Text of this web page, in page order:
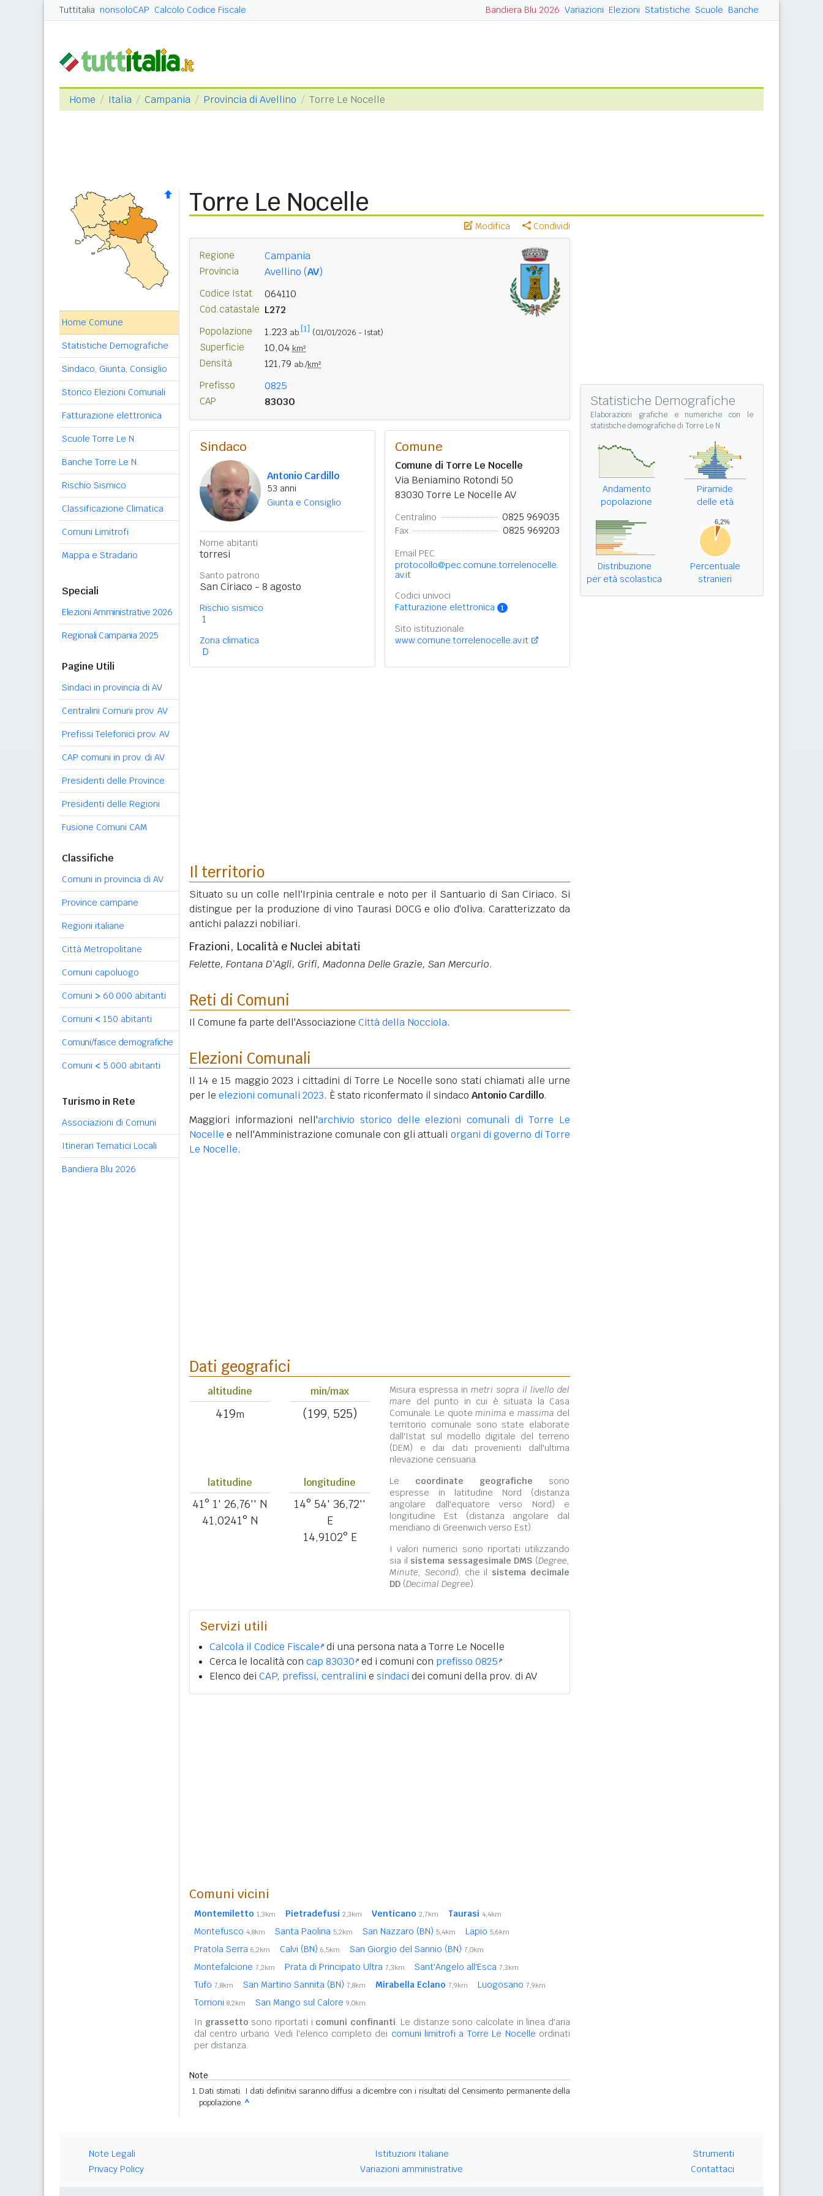
Tuttitalia nonsoloCAP Calcolo Codice Fiscale Bandiera Blu 2026 Variazioni Elezioni Statistiche Scuole Banche
Home Italia Campania Provincia di Avellino Torre Le Nocelle
Home Comune
Statistiche Demografiche
Sindaco, Giunta, Consiglio
Storico Elezioni Comunali
Fatturazione elettronica
Scuole Torre Le N.
Banche Torre Le N.
Rischio Sismico
Classificazione Climatica
Comuni Limitrofi
Mappa e Stradario
Speciali
Elezioni Amministrative 2026
Regionali Campania 2025
Pagine Utili
Sindaci in provincia di AV
Centralini Comuni prov. AV
Prefissi Telefonici prov. AV
CAP comuni in prov. di AV
Presidenti delle Province
Presidenti delle Regioni
Fusione Comuni CAM
Classifiche
Comuni in provincia di AV
Province campane
Regioni italiane
Città Metropolitane
Comuni capoluogo
Comuni > 60.000 abitanti
Comuni < 150 abitanti
Comuni/fasce demografiche
Comuni < 5.000 abitanti
Turismo in Rete
Associazioni di Comuni
Itinerari Tematici Locali
Bandiera Blu 2026
Torre Le Nocelle
Modifica Condividi
Regione Campania
Provincia Avellino (AV)
Codice Istat 064110
Cod.catastale L272
Popolazione 1.223 ab. [1] (01/01/2026 - Istat)
Superficie 10,04 km²
Densità 121,79 ab./km²
Prefisso 0825
CAP 83030
Sindaco
Antonio Cardillo
53 anni
Giunta e Consiglio
Nome abitanti
torresi
Santo patrono
San Ciriaco - 8 agosto
Rischio sismico
1
Zona climatica
D
Comune
Comune di Torre Le Nocelle
Via Beniamino Rotondi 50
83030 Torre Le Nocelle AV
Centralino 0825 969035
Fax 0825 969203
Email PEC
protocollo@pec.comune.torrelenocelle.
av.it
Codici univoci
Fatturazione elettronica
1
Sito istituzionale
www.comune.torrelenocelle.av.it
Il territorio
Situato su un colle nell'Irpinia centrale e noto per il Santuario di San Ciriaco. Si
distingue per la produzione di vino Taurasi DOCG e olio d'oliva. Caratterizzato da
antichi palazzi nobiliari.
Frazioni, Località e Nuclei abitati
Felette, Fontana D'Agli, Grifi, Madonna Delle Grazie, San Mercurio.
Reti di Comuni
Il Comune fa parte dell'Associazione Città della Nocciola.
Elezioni Comunali
Il 14 e 15 maggio 2023 i cittadini di Torre Le Nocelle sono stati chiamati alle urne
per le elezioni comunali 2023. È stato riconfermato il sindaco Antonio Cardillo.
Maggiori informazioni nell'archivio storico delle elezioni comunali di Torre Le
Nocelle e nell'Amministrazione comunale con gli attuali organi di governo di Torre
Le Nocelle.
Dati geografici
altitudine
419m
min/max
(199, 525)
Misura espressa inmetri sopra il livello del
mare del punto in cui è situata la Casa
Comunale. Le quote minima e massima del
territorio comunale sono state elaborate
dall'Istat sul modello digitale del terreno
(DEM) e dai dati provenienti dall'ultima
rilevazione censuaria.
latitudine
41° 1' 26,76'' N
41,0241° N
longitudine
14° 54' 36,72''
E
14,9102° E
Le coordinate geografiche sono
espresse in latitudine Nord (distanza
angolare dall'equatore verso Nord) e
longitudine Est (distanza angolare dal
meridiano di Greenwich verso Est).
I valori numerici sono riportati utilizzando
sia il sistema sessagesimale DMS (Degree,
Minute, Second), che il sistema decimale
DD (Decimal Degree).
Servizi utili
Calcola il Codice Fiscale di una persona nata a Torre Le Nocelle
Cerca le località con cap 83030 ed i comuni con prefisso 0825
Elenco dei CAP, prefissi, centralini e sindaci dei comuni della prov. di AV
Comuni vicini
Montemiletto 1,3km Pietradefusi 2,3km Venticano 2,7km Taurasi 4,4km
Montefusco 4,8km Santa Paolina 5,2km San Nazzaro (BN) 5,4km Lapio 5,6km
Pratola Serra 6,2km Calvi (BN) 6,5km San Giorgio del Sannio (BN) 7,0km
Montefalcione 7,2km Prata di Principato Ultra 7,3km Sant'Angelo all'Esca 7,3km
Tufo 7,8km San Martino Sannita (BN) 7,8km Mirabella Eclano 7,9km Luogosano 7,9km
Torrioni 8,2km San Mango sul Calore 9,0km
In grassetto sono riportati i comuni confinanti. Le distanze sono calcolate in linea d'aria
dal centro urbano. Vedi l'elenco completo dei comuni limitrofi a Torre Le Nocelle ordinati
per distanza.
Note
Dati stimati. I dati definitivi saranno diffusi a dicembre con i risultati del Censimento permanente della
popolazione. ^
Statistiche Demografiche
Elaborazioni grafiche e numeriche con le
statistiche demografiche di Torre Le N.
Andamento
popolazione
Piramide
delle età
Distribuzione
per età scolastica
Percentuale
stranieri
Note Legali
Privacy Policy
Istituzioni Italiane
Variazioni amministrative
Strumenti
Contattaci